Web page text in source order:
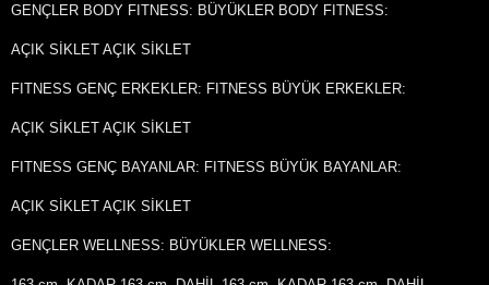
GENÇLER BODY FITNESS: BÜYÜKLER BODY FITNESS:
AÇIK SİKLET AÇIK SİKLET
FITNESS GENÇ ERKEKLER: FITNESS BÜYÜK ERKEKLER:
AÇIK SİKLET AÇIK SİKLET
FITNESS GENÇ BAYANLAR: FITNESS BÜYÜK BAYANLAR:
AÇIK SİKLET AÇIK SİKLET
GENÇLER WELLNESS: BÜYÜKLER WELLNESS: